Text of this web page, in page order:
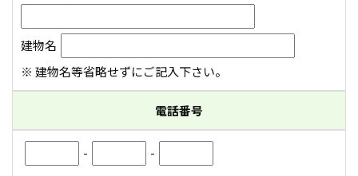
建物名
※ 建物名等省略せずにご記入下さい。
電話番号
- -